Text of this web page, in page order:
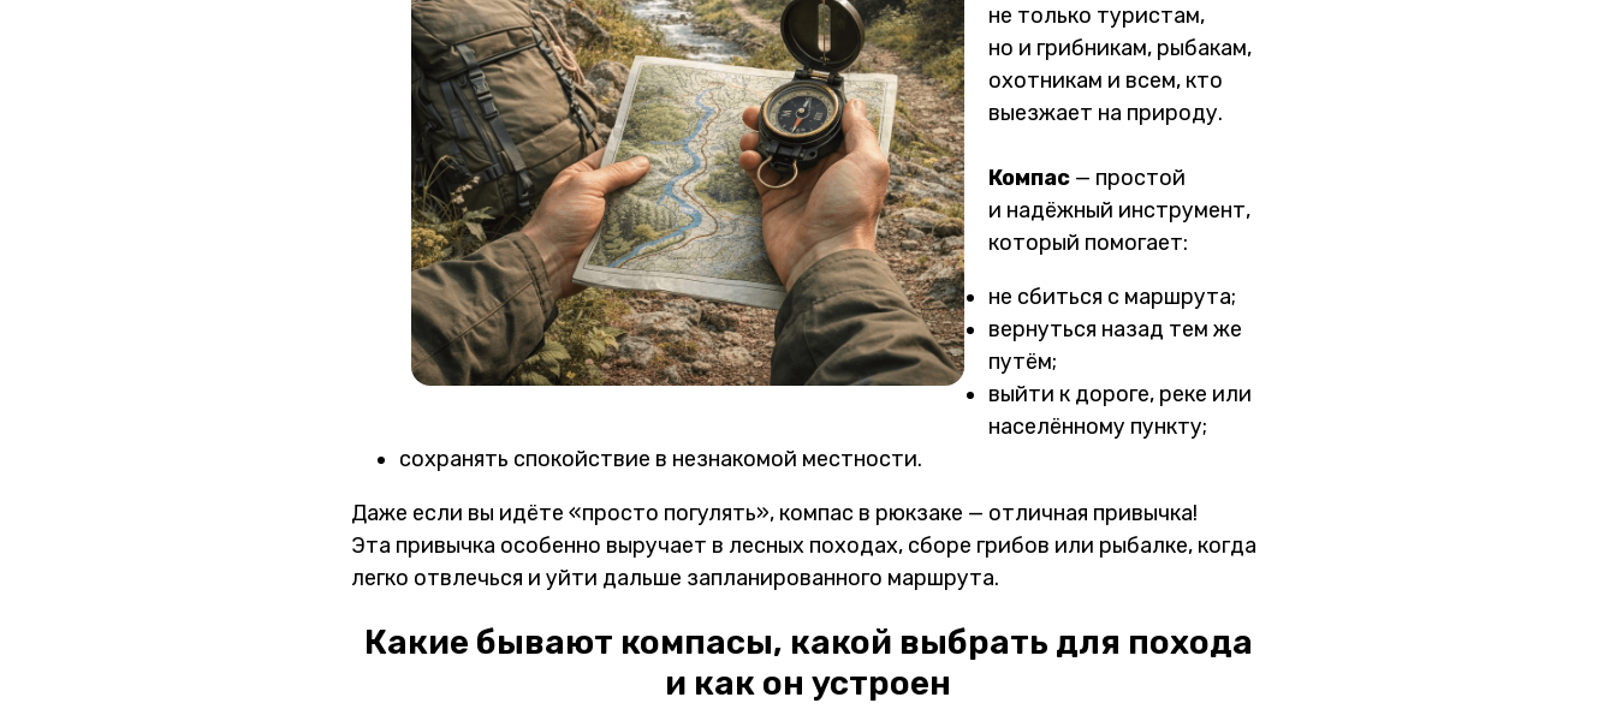
не только туристам,
но и грибникам, рыбакам,
охотникам и всем, кто
выезжает на природу.
Компас — простой
и надёжный инструмент,
который помогает:
не сбиться с маршрута;
вернуться назад тем же
путём;
выйти к дороге, реке или
населённому пункту;
сохранять спокойствие в незнакомой местности.
Даже если вы идёте «просто погулять», компас в рюкзаке — отличная привычка!
Эта привычка особенно выручает в лесных походах, сборе грибов или рыбалке, когда
легко отвлечься и уйти дальше запланированного маршрута.
Какие бывают компасы, какой выбрать для похода
и как он устроен